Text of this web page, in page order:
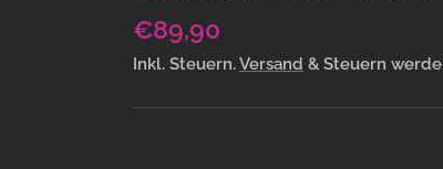
Angebotspreis
€89,90
Inkl. Steuern.Versand & Steuern